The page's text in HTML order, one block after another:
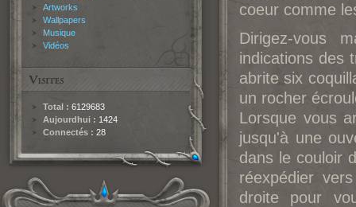
Artworks
Wallpapers
Musique
Vidéos
Total : 6129683
Aujourdhui : 1424
Connectés : 28
coeur comme
Dirigez-vous
indications des
abrite six
un rocher
Lorsque vous
jusqu'à une
dans le couloir
réexpédier
droite pour